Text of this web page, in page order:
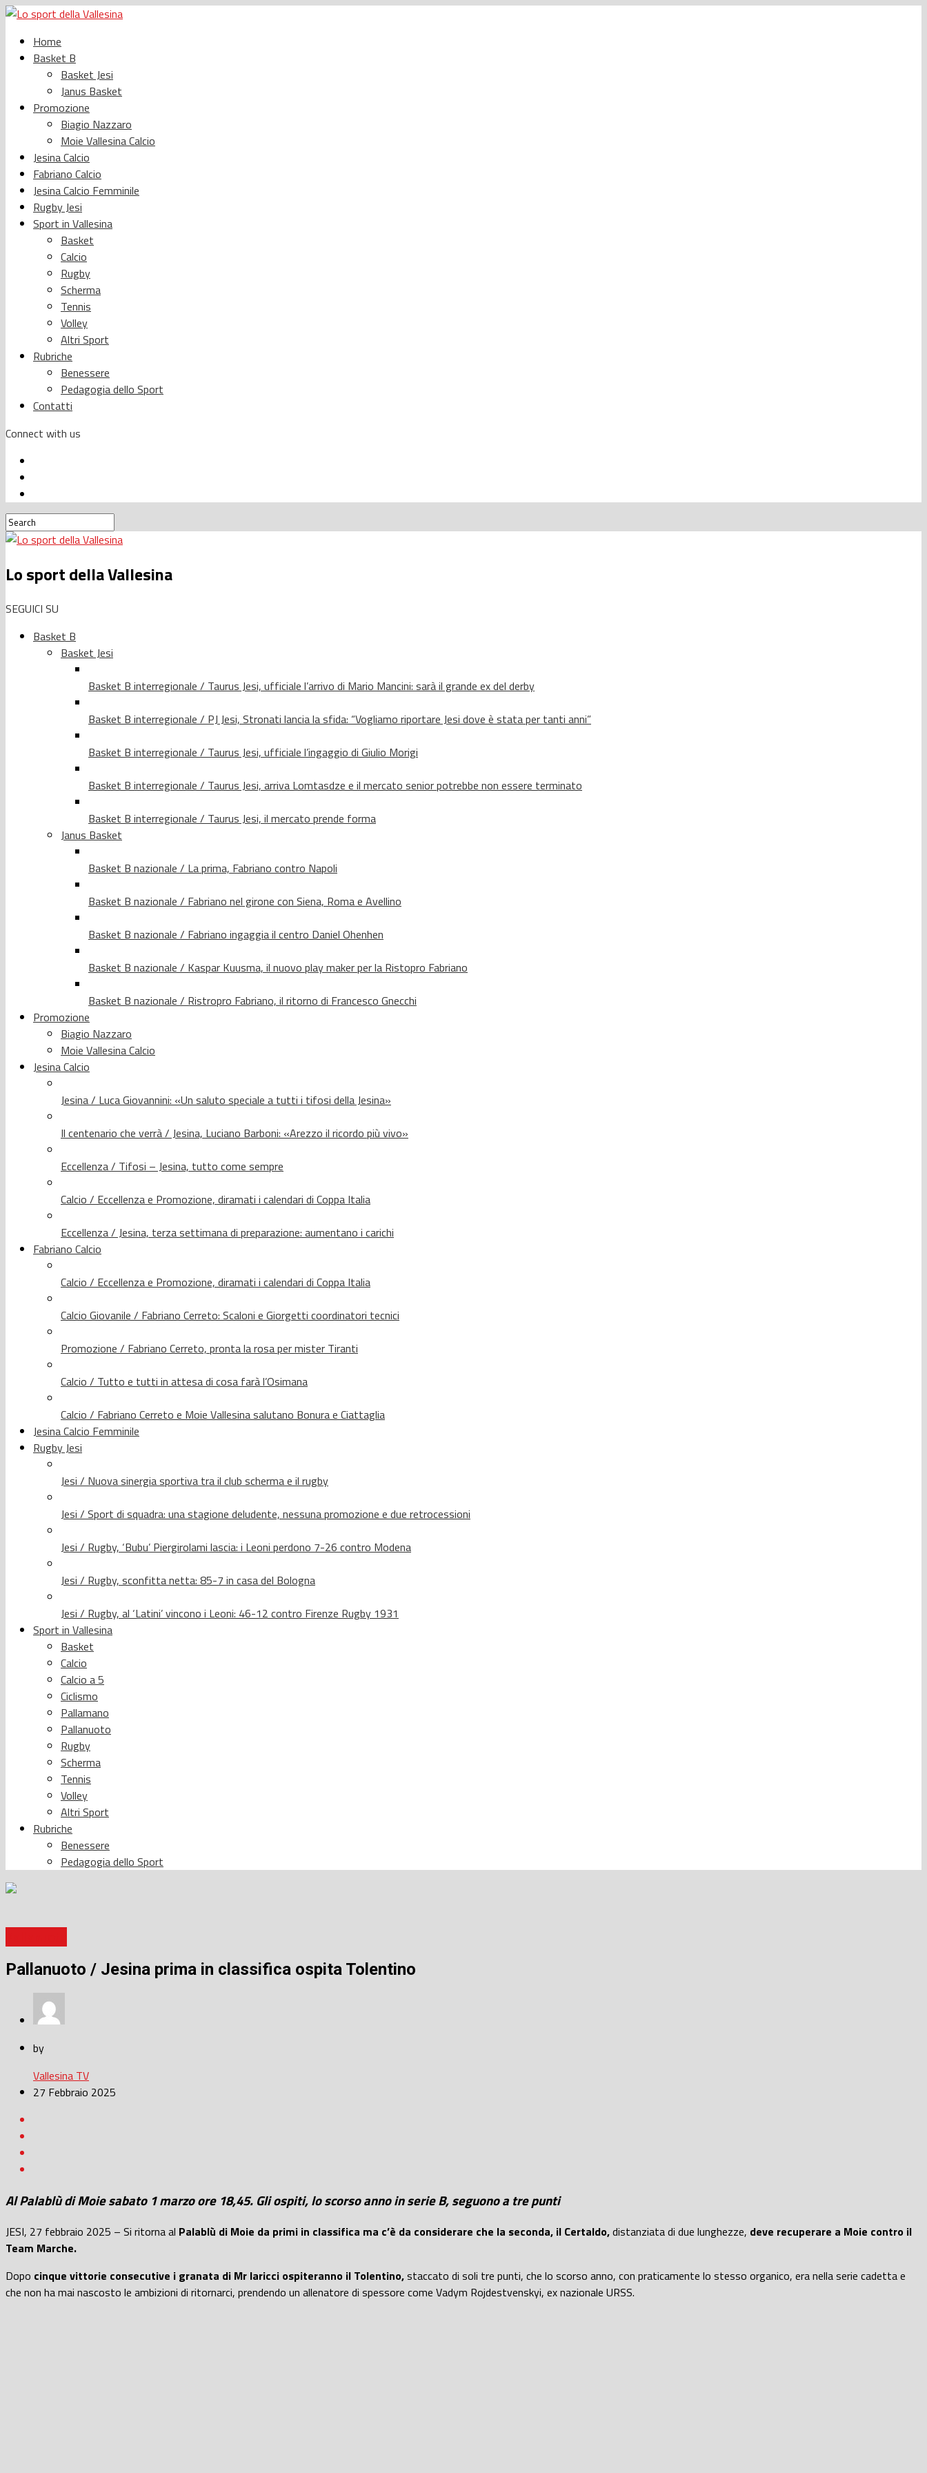
Home
Basket B
Basket Jesi
Janus Basket
Promozione
Biagio Nazzaro
Moie Vallesina Calcio
Jesina Calcio
Fabriano Calcio
Jesina Calcio Femminile
Rugby Jesi
Sport in Vallesina
Basket
Calcio
Rugby
Scherma
Tennis
Volley
Altri Sport
Rubriche
Benessere
Pedagogia dello Sport
Contatti
Connect with us
Lo sport della Vallesina
SEGUICI SU
Basket B
Basket Jesi
Basket B interregionale / Taurus Jesi, ufficiale l’arrivo di Mario Mancini: sarà il grande ex del derby
Basket B interregionale / PJ Jesi, Stronati lancia la sfida: “Vogliamo riportare Jesi dove è stata per tanti anni”
Basket B interregionale / Taurus Jesi, ufficiale l’ingaggio di Giulio Morigi
Basket B interregionale / Taurus Jesi, arriva Lomtasdze e il mercato senior potrebbe non essere terminato
Basket B interregionale / Taurus Jesi, il mercato prende forma
Janus Basket
Basket B nazionale / La prima, Fabriano contro Napoli
Basket B nazionale / Fabriano nel girone con Siena, Roma e Avellino
Basket B nazionale / Fabriano ingaggia il centro Daniel Ohenhen
Basket B nazionale / Kaspar Kuusma, il nuovo play maker per la Ristopro Fabriano
Basket B nazionale / Ristropro Fabriano, il ritorno di Francesco Gnecchi
Promozione
Biagio Nazzaro
Moie Vallesina Calcio
Jesina Calcio
Jesina / Luca Giovannini: «Un saluto speciale a tutti i tifosi della Jesina»
Il centenario che verrà / Jesina, Luciano Barboni: «Arezzo il ricordo più vivo»
Eccellenza / Tifosi – Jesina, tutto come sempre
Calcio / Eccellenza e Promozione, diramati i calendari di Coppa Italia
Eccellenza / Jesina, terza settimana di preparazione: aumentano i carichi
Fabriano Calcio
Calcio / Eccellenza e Promozione, diramati i calendari di Coppa Italia
Calcio Giovanile / Fabriano Cerreto: Scaloni e Giorgetti coordinatori tecnici
Promozione / Fabriano Cerreto, pronta la rosa per mister Tiranti
Calcio / Tutto e tutti in attesa di cosa farà l’Osimana
Calcio / Fabriano Cerreto e Moie Vallesina salutano Bonura e Ciattaglia
Jesina Calcio Femminile
Rugby Jesi
Jesi / Nuova sinergia sportiva tra il club scherma e il rugby
Jesi / Sport di squadra: una stagione deludente, nessuna promozione e due retrocessioni
Jesi / Rugby, ‘Bubu’ Piergirolami lascia: i Leoni perdono 7-26 contro Modena
Jesi / Rugby, sconfitta netta: 85-7 in casa del Bologna
Jesi / Rugby, al ‘Latini’ vincono i Leoni: 46-12 contro Firenze Rugby 1931
Sport in Vallesina
Basket
Calcio
Calcio a 5
Ciclismo
Pallamano
Pallanuoto
Rugby
Scherma
Tennis
Volley
Altri Sport
Rubriche
Benessere
Pedagogia dello Sport
Pallanuoto / Jesina prima in classifica ospita Tolentino
by
Vallesina TV
27 Febbraio 2025
Al Palablù di Moie sabato 1 marzo ore 18,45. Gli ospiti, lo scorso anno in serie B, seguono a tre punti
JESI, 27 febbraio 2025 – Si ritorna al Palablù di Moie da primi in classifica ma c’è da considerare che la seconda, il Certaldo,distanziata di due lunghezze, deve recuperare a Moie contro il
Team Marche.
Dopo cinque vittorie consecutive i granata di Mr Iaricci ospiteranno il Tolentino,staccato di soli tre punti, che lo scorso anno, con praticamente lo stesso organico, era nella serie cadetta e
che non ha mai nascosto le ambizioni di ritornarci, prendendo un allenatore di spessore come Vadym Rojdestvenskyi, ex nazionale URSS.